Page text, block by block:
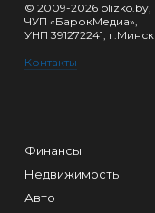
© 2009-2026 blizko.by,
ЧУП «БарокМедиа»,
УНП 391272241, г.Минск
Контакты
Финансы
Недвижимость
Авто